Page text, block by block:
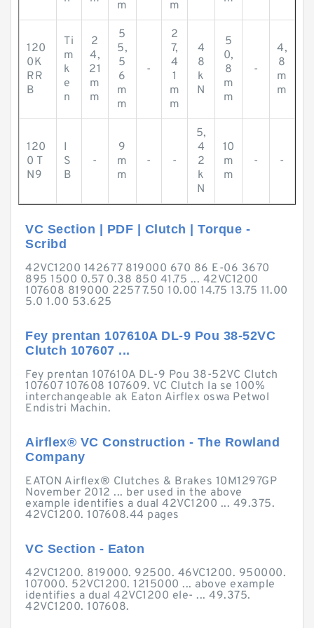
m
m
120
0K
RR
B
Ti
m
k
e
n
2
4,
21
m
m
5
5,
5
6
m
m
-
2
7,
4
1
m
m
4
8
k
N
5
0,
8
m
m
-
4,
8
m
m
120
0 T
N9
I
S
B
-
9
m
m
- -
5,
4
2
k
N
10
m
m
- -
VC Section | PDF | Clutch | Torque -
Scribd
42VC1200 142677 819000 670 86 E-06 3670
895 1500 0.57 0.38 850 41.75 ... 42VC1200
107608 819000 2257 7.50 10.00 14.75 13.75 11.00
5.0 1.00 53.625
Fey prentan 107610A DL-9 Pou 38-52VC
Clutch 107607 ...
Fey prentan 107610A DL-9 Pou 38-52VC Clutch
107607 107608 107609. VC Clutch la se 100%
interchangeable ak Eaton Airflex oswa Petwol
Endistri Machin.
Airflex® VC Construction - The Rowland
Company
EATON Airflex® Clutches & Brakes 10M1297GP
November 2012 ... ber used in the above
example identifies a dual 42VC1200 ... 49.375.
42VC1200. 107608.44 pages
VC Section - Eaton
42VC1200. 819000. 92500. 46VC1200. 950000.
107000. 52VC1200. 1215000 ... above example
identifies a dual 42VC1200 ele- ... 49.375.
42VC1200. 107608.